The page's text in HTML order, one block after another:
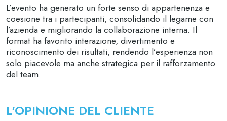
L’evento ha generato un forte senso di appartenenza e
coesione tra i partecipanti, consolidando il legame con
l’azienda e migliorando la collaborazione interna. Il
format ha favorito interazione, divertimento e
riconoscimento dei risultati, rendendo l’esperienza non
solo piacevole ma anche strategica per il rafforzamento
del team.
L'OPINIONE DEL CLIENTE